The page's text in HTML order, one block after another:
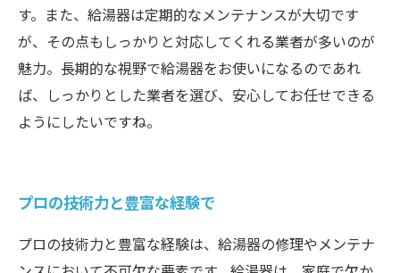
す。また、給湯器は定期的なメンテナンスが大切です
が、その点もしっかりと対応してくれる業者が多いのが
魅力。長期的な視野で給湯器をお使いになるのであれ
ば、しっかりとした業者を選び、安心してお任せできる
ようにしたいですね。
プロの技術力と豊富な経験で
プロの技術力と豊富な経験は、給湯器の修理やメンテナ